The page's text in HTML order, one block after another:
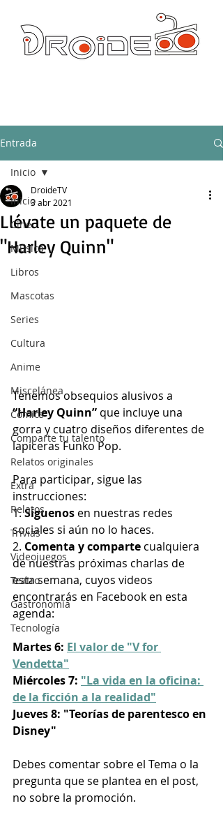
Entrada
Inicio
Cine
Música
Libros
Mascotas
Series
Cultura
Anime
Miscelánea
Cómics
Comparte tu talento
Relatos originales
Extra
Relatos
Trivias
Videojuegos
Teatro
Gastronomía
Tecnología
Inicio
Llévate un paquete de
"Harley Quinn"
DroideTV
3 abr 2021
Tenemos obsequios alusivos a
“Harley Quinn” que incluye una
gorra y cuatro diseños diferentes de
lapiceras Funko Pop.
Para participar, sigue las
instrucciones:
1. Síguenos en nuestras redes
sociales si aún no lo haces.
2. Comenta y comparte cualquiera
de nuestras próximas charlas de
esta semana, cuyos videos
encontrarás en Facebook en esta
agenda:
Martes 6: El valor de "V for
Vendetta"
Miércoles 7: "La vida en la oficina:
de la ficción a la realidad"
Jueves 8: "Teorías de parentesco en
Disney"
Debes comentar sobre el Tema o la
pregunta que se plantea en el post,
no sobre la promoción.